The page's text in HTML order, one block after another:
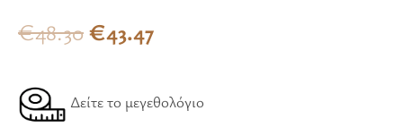
€48.30€43.47
Δείτε το μεγεθολόγιο